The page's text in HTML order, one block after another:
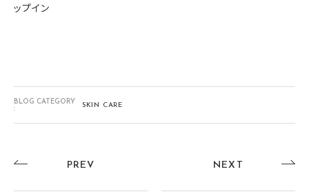
ップイン
BLOG CATEGORY
:
SKIN CARE
PREV NEXT